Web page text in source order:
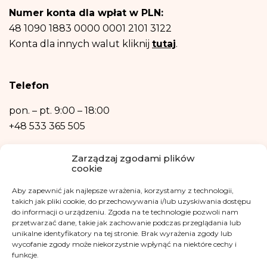
Zarządzaj zgodami plików
cookie
Aby zapewnić jak najlepsze wrażenia, korzystamy z technologii,
takich jak pliki cookie, do przechowywania i/lub uzyskiwania dostępu
do informacji o urządzeniu. Zgoda na te technologie pozwoli nam
przetwarzać dane, takie jak zachowanie podczas przeglądania lub
unikalne identyfikatory na tej stronie. Brak wyrażenia zgody lub
wycofanie zgody może niekorzystnie wpłynąć na niektóre cechy i
funkcje.
Posiadasz prawo dostępu do treści swoich danych oraz prawo ich
sprostowania, usunięcia, ograniczenia przetwarzania, prawo do przenoszenia
danych, prawo wniesienia sprzeciwu, prawo do przenoszenia danych.
Ochrony Danych Osobowych, w razie uznania, iż przetwarzanie danych
Podanie danych osobowych jest niezbędne do zrealizowania ww. celów.
również w formie profilowania.
Numer konta dla wpłat w PLN:
48 1090 1883 0000 0001 2101 3122
Konta dla innych walut kliknij tutaj.
Telefon
pon. – pt. 9:00 – 18:00
+48 533 365 505
kontakt@fundacjakasisi.pl
Inspektor Danych Osobowych
Klaudia Kwiatkowska
iod@fundacjakasisi.pl